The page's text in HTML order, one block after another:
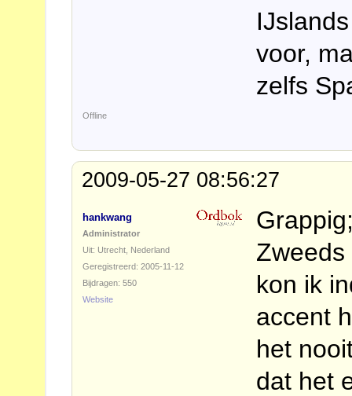
voor,
zelfs
Offline
2009-05-27 08:56:27
hankwang
Administrator
Uit: Utrecht, Nederland
Geregistreerd: 2005-11-12
Bijdragen: 550
Website
kon ik
accent
het
dat het